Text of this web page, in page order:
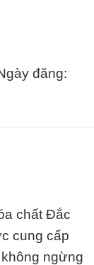
đăng:
chất Đắc
cung cấp
ngừng